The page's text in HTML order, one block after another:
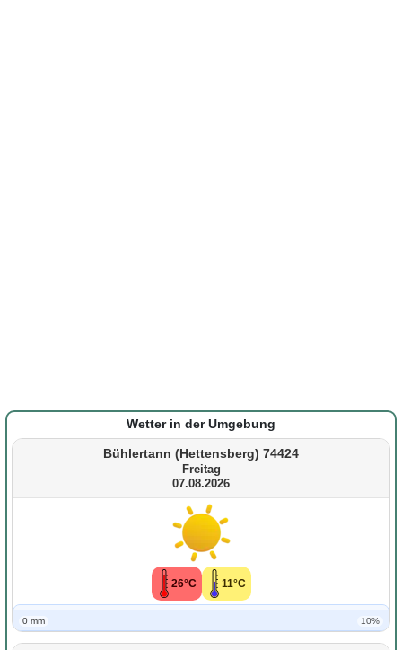
Wetter in der Umgebung
Bühlertann (Hettensberg) 74424
Freitag
07.08.2026
26°C 11°C
0 mm 10%